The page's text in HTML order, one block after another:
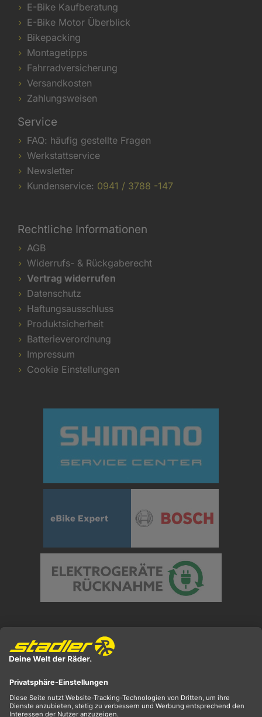
E-Bike Kaufberatung
E-Bike Motor Überblick
Bikepacking
Montagetipps
Fahrradversicherung
Versandkosten
Zahlungsweisen
Service
FAQ: häufig gestellte Fragen
Werkstattservice
Newsletter
Kundenservice: 0941 / 3788 -147
Rechtliche Informationen
AGB
Widerrufs- & Rückgaberecht
Vertrag widerrufen
Datenschutz
Haftungsausschluss
Produktsicherheit
Batterieverordnung
Impressum
Cookie Einstellungen